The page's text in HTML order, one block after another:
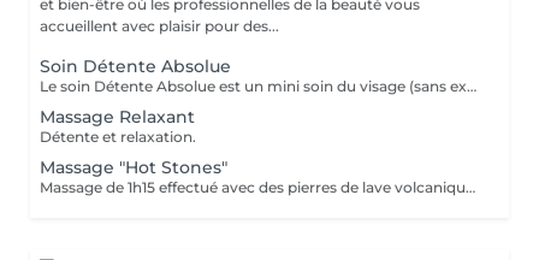
et bien-être où les professionnelles de la beauté vous
accueillent avec plaisir pour des...
Soin Détente Absolue
Le soin Détente Absolue est un mini soin du visage (sans extraction des points noirs) et un massage du corps d'une durée totale de 1h30. On commence par un massage relaxant sur la face arrière, jambes puis dos. Face avant mini soin visage (nettoyant + gommage #FACE PERFECTION) massage du décolleté, du visage et pendant la pose du masque, on effectue un massage relaxant sur les jambes et pieds. Un soin cocooning tout en douceur.
Massage Relaxant
Détente et relaxation.
Massage "Hot Stones"
Massage de 1h15 effectué avec des pierres de lave volcaniques (Basalt) chauffées jusqu'à 60°C, elles vont absorber les énergies négatives et donner des énergies positives. A la fin du soin il y a la phase de 15 min de relaxation avec des pierres semi précieuses (froides) positionnées sur les chakras pour les réaligner et enlever les blocages. Après ce soin on se sent comme vidé de quelque chose, serein et relaxé.